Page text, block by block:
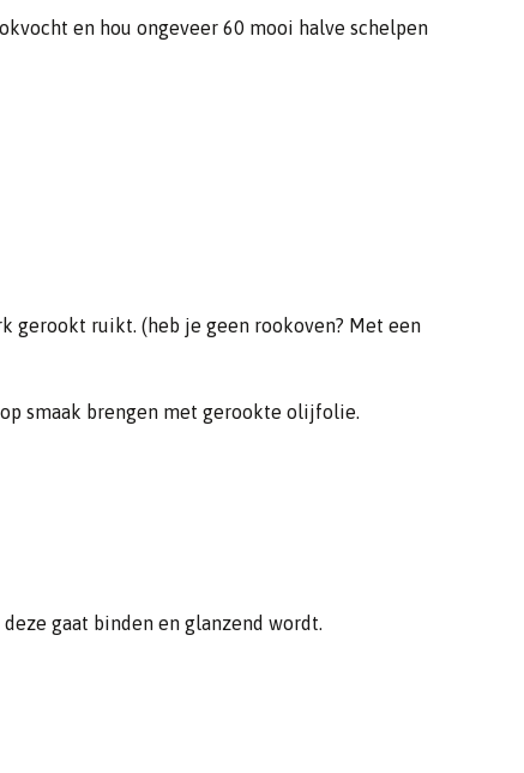
en hou ongeveer 60 mooi halve schelpen
gerookt ruikt. (heb je geen rookoven? Met een
smaak brengen met gerookte olijfolie.
gaat binden en glanzend wordt.